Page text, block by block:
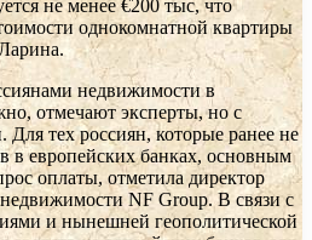
не менее €200 тыс, что
однокомнатной квартиры
недвижимости в
отмечают эксперты, но с
тех россиян, которые ранее не
в европейских банках, основным
оплаты, отметила директор
NF Group. В связи с
и нынешней геополитической